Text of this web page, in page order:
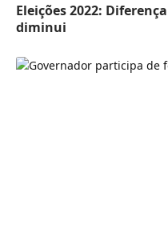
Eleições 2022:
diminui